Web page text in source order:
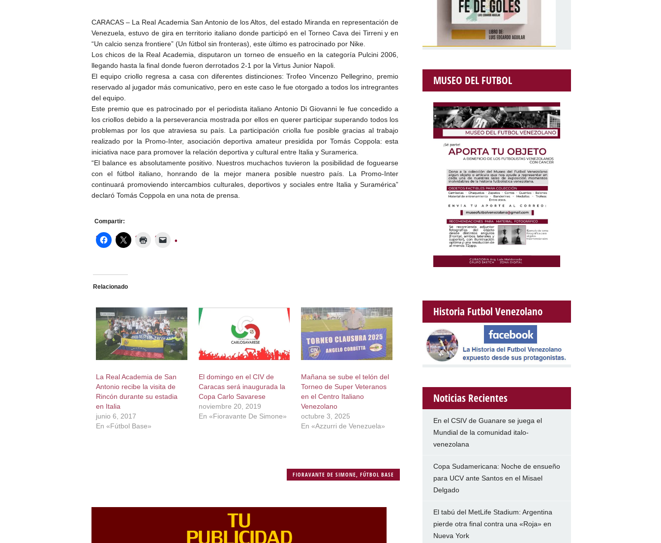
CARACAS – La Real Academia San Antonio de los Altos, del estado Miranda en representación de
Venezuela, estuvo de gira en territorio italiano donde participó en el Torneo Cava dei Tirreni y en
“Un calcio senza frontiere” (Un fútbol sin fronteras), este último es patrocinado por Nike.
Los chicos de la Real Academia, disputaron un torneo de ensueño en la categoría Pulcini 2006,
llegando hasta la final donde fueron derrotados 2-1 por la Virtus Junior Napoli.
El equipo criollo regresa a casa con diferentes distinciones: Trofeo Vincenzo Pellegrino, premio
reservado al jugador más comunicativo, pero en este caso le fue otorgado a todos los intregrantes
del equipo.
Este premio que es patrocinado por el periodista italiano Antonio Di Giovanni le fue concedido a
los criollos debido a la perseverancia mostrada por ellos en querer participar superando todos los
problemas por los que atraviesa su país. La participación criolla fue posible gracias al trabajo
realizado por la Promo-Inter, asociación deportiva amateur presidida por Tomás Coppola: esta
iniciativa nace para promover la relación deportiva y cultural entre Italia y Suramerica.
“El balance es absolutamente positivo. Nuestros muchachos tuvieron la posibilidad de foguearse
con el fútbol italiano, honrando de la mejor manera posible nuestro país. La Promo-Inter
continuará promoviendo intercambios culturales, deportivos y sociales entre Italia y Suramérica”
declaró Tomás Coppola en una nota de prensa.
Compartir:
Relacionado
La Real Academia de San
Antonio recibe la visita de
Rincón durante su estadia
en Italia
junio 6, 2017
En «Fútbol Base»
El domingo en el CIV de
Caracas será inaugurada la
Copa Carlo Savarese
noviembre 20, 2019
En «Fioravante De Simone»
Mañana se sube el telón del
Torneo de Super Veteranos
en el Centro Italiano
Venezolano
octubre 3, 2025
En «Azzurri de Venezuela»
FIORAVANTE DE SIMONE ,FÚTBOL BASE
MUSEO DEL FUTBOL
Historia Futbol Venezolano
Noticias Recientes
En el CSIV de Guanare se juega el
Mundial de la comunidad italo-
venezolana
Copa Sudamericana: Noche de ensueño
para UCV ante Santos en el Misael
Delgado
El tabú del MetLife Stadium: Argentina
pierde otra final contra una «Roja» en
Nueva York